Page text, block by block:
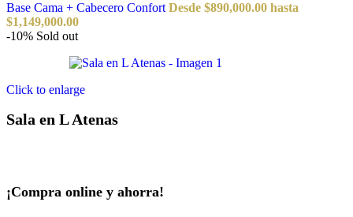
Base Cama + Cabecero Confort Desde $890,000.00 hasta
$1,149,000.00
-10% Sold out
Click to enlarge
Sala en L Atenas
¡Compra online y ahorra!